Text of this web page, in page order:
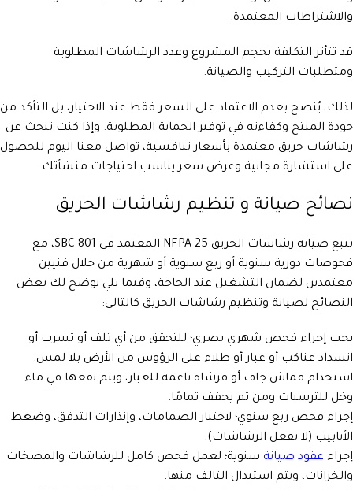
والاشتراطات المعتمدة.
قد تتأثر التكلفة بحجم المشروع وعدد الرشاشات المطلوبة
ومتطلبات التركيب والصيانة.
لذلك، يُنصح بعدم الاعتماد على السعر فقط عند الاختيار، بل التأكد من
جودة المنتج وكفاءته في توفير الحماية المطلوبة. وإذا كنت تبحث عن
رشاشات حريق معتمدة بأسعار تنافسية، تواصل معنا اليوم للحصول
على استشارة مجانية وعرض سعر يناسب احتياجات منشأتك.
نصائح صيانة و تنظيم رشاشات الحريق
تتبع صيانة رشاشات الحريق NFPA 25 المعتمد في SBC 801، مع
فحوصات دورية سنوية أو ربع سنوية أو شهرية من خلال فنيين
معتمدين لضمان التشغيل عند الحاجة، وفيما يلي نوضح لك بعض
النصائح لصيانة وتنظيم رشاشات الحريق كالتالي:
يجب إجراء فحص شهري بصري؛ للتحقق من أي تلف أو تسرب أو
انسداد عناكب أو غبار أو طلاء على الرؤوس من الأرض بلا لمس.
استخدام قماش جاف أو فرشاة ناعمة للغبار، ويتم نقعها في ماء
وخل للترسبات ومن ثم يجفف تمامًا.
إجراء فحص ربع سنوي؛ لاختبار الصمامات، وإنذارات التدفق، وضغط
الأنابيب (لا تفعل الرشاشات).
إجراء عقود صيانة سنوية؛ لعمل فحص كامل للرشاشات والمضخات
والخزانات، ويتم استبدال التالف منها.